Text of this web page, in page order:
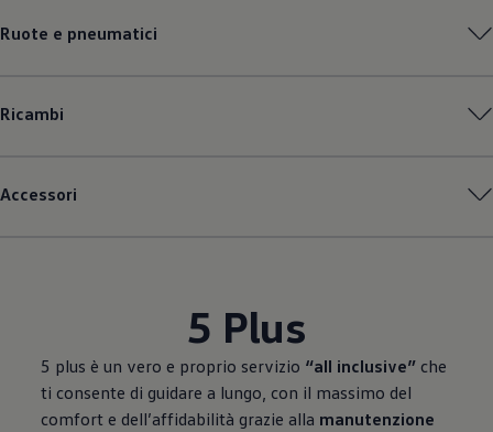
Ruote e pneumatici
Ricambi
Accessori
5 Plus
5 plus è un vero e proprio servizio “all inclusive” che
ti consente di guidare a lungo, con il massimo del
comfort e dell’affidabilità grazie alla manutenzione